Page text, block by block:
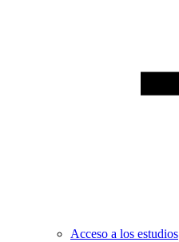
Acceso a los estudios